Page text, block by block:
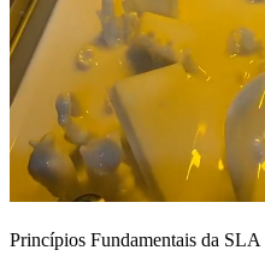
Princípios Fundamentais da SLA